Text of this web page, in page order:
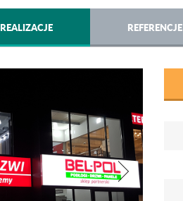
REALIZACJE REFERENCJE